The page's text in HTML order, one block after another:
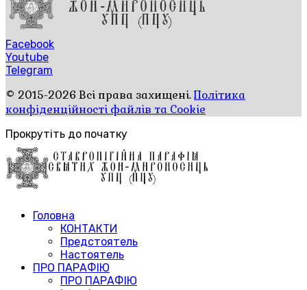
Facebook
Youtube
Telegram
© 2015-2026 Всі права захищені.Політика
конфіденційності файлів та Cookie
Прокрутіть до початку
Головна
КОНТАКТИ
Предстоятель
Настоятель
ПРО ПАРАФІЮ
ПРО ПАРАФІЮ